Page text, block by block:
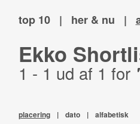
top 10 | her & nu |
Ekko
1 - 1 ud af 1 for
placering | dato | alfabetisk